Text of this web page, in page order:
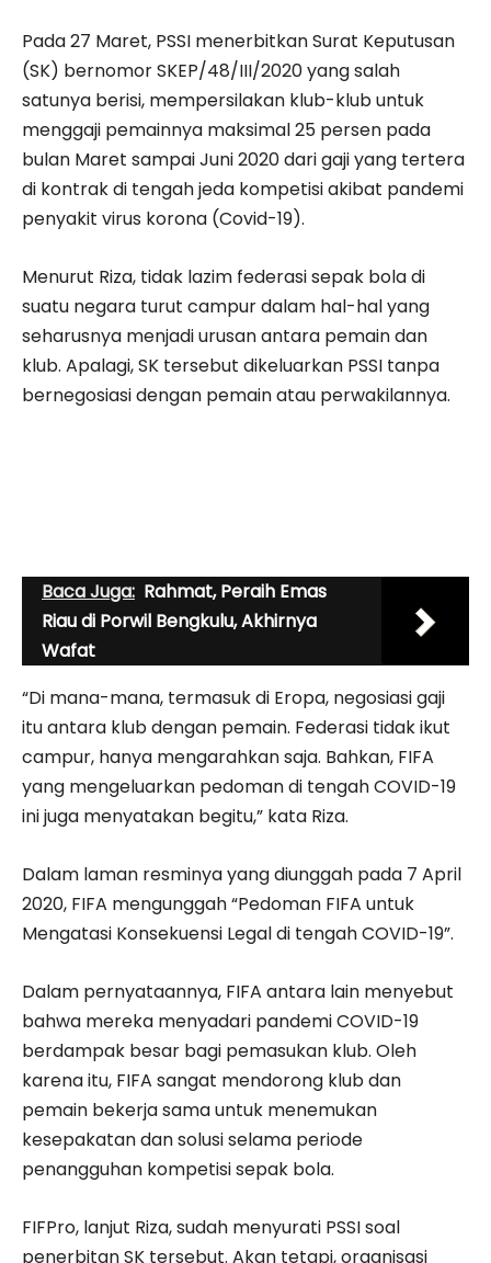
Pada 27 Maret, PSSI menerbitkan Surat Keputusan
(SK) bernomor SKEP/48/III/2020 yang salah
satunya berisi, mempersilakan klub-klub untuk
menggaji pemainnya maksimal 25 persen pada
bulan Maret sampai Juni 2020 dari gaji yang tertera
di kontrak di tengah jeda kompetisi akibat pandemi
penyakit virus korona (Covid-19).
Menurut Riza, tidak lazim federasi sepak bola di
suatu negara turut campur dalam hal-hal yang
seharusnya menjadi urusan antara pemain dan
klub. Apalagi, SK tersebut dikeluarkan PSSI tanpa
bernegosiasi dengan pemain atau perwakilannya.
Baca Juga: Rahmat, Peraih Emas
Riau di Porwil Bengkulu, Akhirnya
Wafat
“Di mana-mana, termasuk di Eropa, negosiasi gaji
itu antara klub dengan pemain. Federasi tidak ikut
campur, hanya mengarahkan saja. Bahkan, FIFA
yang mengeluarkan pedoman di tengah COVID-19
ini juga menyatakan begitu,” kata Riza.
Dalam laman resminya yang diunggah pada 7 April
2020, FIFA mengunggah “Pedoman FIFA untuk
Mengatasi Konsekuensi Legal di tengah COVID-19”.
Dalam pernyataannya, FIFA antara lain menyebut
bahwa mereka menyadari pandemi COVID-19
berdampak besar bagi pemasukan klub. Oleh
karena itu, FIFA sangat mendorong klub dan
pemain bekerja sama untuk menemukan
kesepakatan dan solusi selama periode
penangguhan kompetisi sepak bola.
FIFPro, lanjut Riza, sudah menyurati PSSI soal
penerbitan SK tersebut. Akan tetapi, organisasi